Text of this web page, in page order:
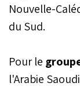
Nouvelle-
du Sud.
Pour le
l'Arabie